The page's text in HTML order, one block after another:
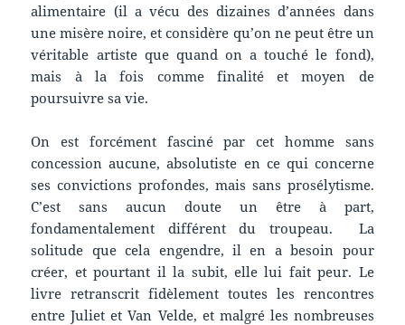
alimentaire (il a vécu des dizaines d’années dans
une misère noire, et considère qu’on ne peut être un
véritable artiste que quand on a touché le fond),
mais à la fois comme finalité et moyen de
poursuivre sa vie.
On est forcément fasciné par cet homme sans
concession aucune, absolutiste en ce qui concerne
ses convictions profondes, mais sans prosélytisme.
C’est sans aucun doute un être à part,
fondamentalement différent du troupeau. La
solitude que cela engendre, il en a besoin pour
créer, et pourtant il la subit, elle lui fait peur. Le
livre retranscrit fidèlement toutes les rencontres
entre Juliet et Van Velde, et malgré les nombreuses